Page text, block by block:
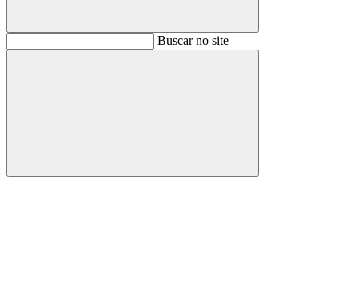
BuscarBuscar no site
Buscar